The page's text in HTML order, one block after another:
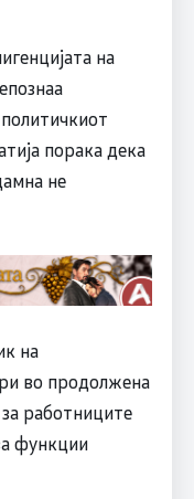
на
порака дека
не
на
во продолжена
работниците
функции